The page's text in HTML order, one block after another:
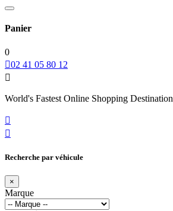
Panier
0
02 41 05 80 12

World's Fastest Online Shopping Destination


Recherche par véhicule
×
Marque